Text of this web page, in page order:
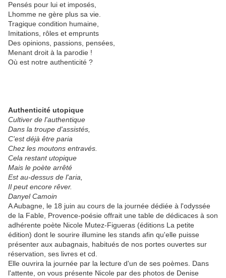
Pensés pour lui et imposés,
Lhomme ne gère plus sa vie.
Tragique condition humaine,
Imitations, rôles et emprunts
Des opinions, passions, pensées,
Menant droit à la parodie !
Où est notre authenticité ?
Authenticité utopique
Cultiver de l'authentique
Dans la troupe d'assistés,
C'est déjà être paria
Chez les moutons entravés.
Cela restant utopique
Mais le poète arrêté
Est au-dessus de l'aria,
Il peut encore rêver.
Danyel Camoin
A Aubagne, le 18 juin au cours de la journée dédiée à l'odyssée
de la Fable, Provence-poésie offrait une table de dédicaces à son
adhérente poète Nicole Mutez-Figueras (éditions La petite
édition) dont le sourire illumine les stands afin qu'elle puisse
présenter aux aubagnais, habitués de nos portes ouvertes sur
réservation, ses livres et cd.
Elle ouvrira la journée par la lecture d'un de ses poèmes. Dans
l'attente, on vous présente Nicole par des photos de Denise